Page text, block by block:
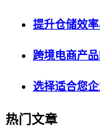
提升仓储效
跨境电商产
选择适合您
热门文章